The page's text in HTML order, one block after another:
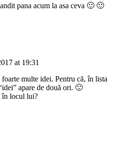
pana acum la asa ceva 🙂 🙂
at 19:31
multe idei. Pentru că, în lista
apare de două ori. 🙂
în locul lui?